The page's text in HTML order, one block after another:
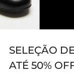
SELEÇÃO
ATÉ 50%